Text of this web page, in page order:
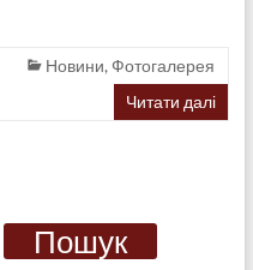
Новини, Фотогалерея
Читати далі
Пошук